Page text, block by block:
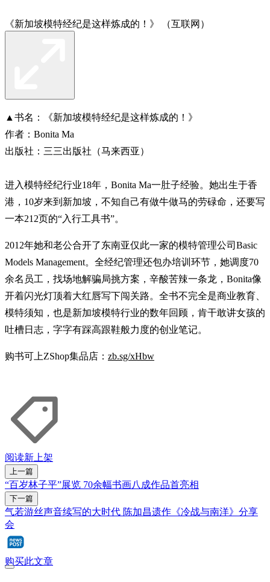
《新加坡模特经纪是这样炼成的！》 （互联网）
▲书名：《新加坡模特经纪是这样炼成的！》
作者：Bonita Ma
出版社：三三出版社（马来西亚）
进入模特经纪行业18年，Bonita Ma一肚子经验。她出生于香
港，10岁来到新加坡，不知自己有做牛做马的劳碌命，还要写
一本212页的“入行工具书”。
2012年她和老公合开了东南亚仅此一家的模特管理公司Basic
Models Management。全经纪管理还包办培训环节，她调度70
余名员工，找场地解骗局挑方案，辛酸苦辣一条龙，Bonita像
开着闪光灯顶着大红唇写下闯关路。全书不完全是商业教育、
模特须知，也是新加坡模特行业的数年回顾，肯干敢讲女孩的
吐槽日志，字字有踩高跟鞋般力度的创业笔记。
购书可上ZShop集品店： zb.sg/xHbw
阅读新上架
上一篇
“百岁林子平”展览 70余幅书画八成作品首亮相
下一篇
气若游丝声音续写的大时代 陈加昌遗作《冷战与南洋》分享
会
购买此文章